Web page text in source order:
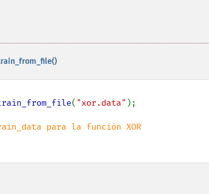
( "xor.data" );